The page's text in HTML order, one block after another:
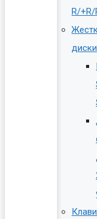
R/+R/
диски